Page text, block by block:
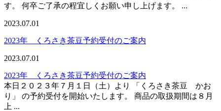
す。 何卒ご了承の程宜しくお願い申し上げます。 ...
2023.07.01
2023年 くろさき茶豆予約受付のご案内
2023.07.01
2023年 くろさき茶豆予約受付のご案内
本日２０２３年７月１日（土）より 「くろさき茶豆 かお
り」 の予約受付を開始いたします。 商品の取扱期間は８月
上 ...